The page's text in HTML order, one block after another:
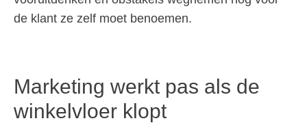
de klant ze zelf moet benoemen.
Marketing werkt pas als de
winkelvloer klopt